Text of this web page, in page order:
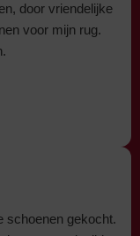
door vriendelijke
voor mijn rug.
schoenen gekocht.